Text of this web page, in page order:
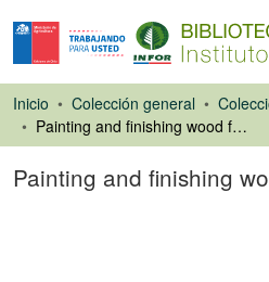
Inicio Colección general
Painting and finishing wood for use outdoors
Painting and finishing